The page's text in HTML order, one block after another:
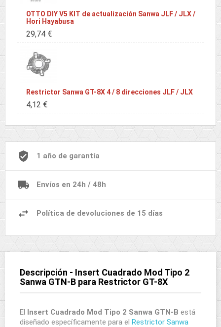
OTTO DIY V5 KIT de actualización Sanwa JLF / JLX /
Hori Hayabusa
29,74 €
Restrictor Sanwa GT-8X 4 / 8 direcciones JLF / JLX
4,12 €
1 año de garantía
Envíos en 24h / 48h
Política de devoluciones de 15 días
Descripción - Insert Cuadrado Mod Tipo 2
Sanwa GTN-B para Restrictor GT-8X
El Insert Cuadrado Mod Tipo 2 Sanwa GTN-B está
diseñado específicamente para el Restrictor Sanwa